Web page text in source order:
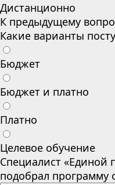
Дистанционно
К предыдущему
Какие варианты
Бюджет
Бюджет и платно
Платно
Целевое обучение
Специалист «Единой
подобрал программу